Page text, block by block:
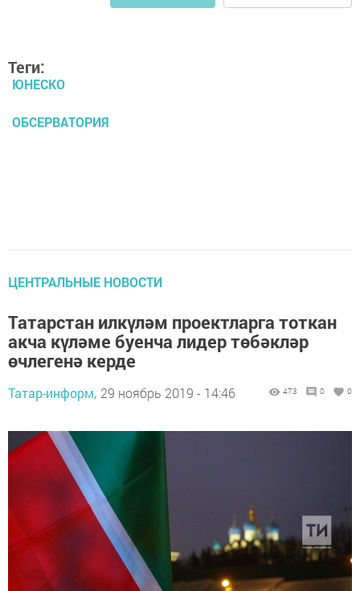
Теги:
ЮНЕСКО
ОБСЕРВАТОРИЯ
ЦЕНТРАЛЬНЫЕ НОВОСТИ
Татарстан илкүләм проектларга тоткан
акча күләме буенча лидер төбәкләр
өчлегенә керде
Татар-информ, 29 ноябрь 2019 - 14:46 473 0 0